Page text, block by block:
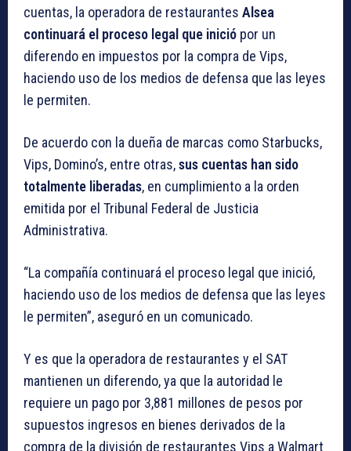
cuentas, la operadora de restaurantes Alsea
continuará el proceso legal que inició por un
diferendo en impuestos por la compra de Vips,
haciendo uso de los medios de defensa que las leyes
le permiten.
De acuerdo con la dueña de marcas como Starbucks,
Vips, Domino’s, entre otras,sus cuentas han sido
totalmente liberadas, en cumplimiento a la orden
emitida por el Tribunal Federal de Justicia
Administrativa.
“La compañía continuará el proceso legal que inició,
haciendo uso de los medios de defensa que las leyes
le permiten”, aseguró en un comunicado.
Y es que la operadora de restaurantes y el SAT
mantienen un diferendo, ya que la autoridad le
requiere un pago por 3,881 millones de pesos por
supuestos ingresos en bienes derivados de la
compra de la división de restaurantes Vips a Walmart